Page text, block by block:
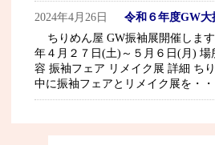
2024年4月26日
令和６年度GW大
ちりめん屋 GW振袖展開催しま
年４月２７日(土)～５月６日(月) 場
容 振袖フェア リメイク展 詳細 ち
中に振袖フェアとリメイク展を・・